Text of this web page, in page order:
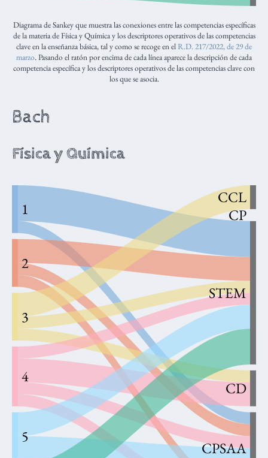
Diagrama de Sankey que muestra las conexiones entre las competencias específicas
de la materia de Física y Química y los descriptores operativos de las competencias
clave en la enseñanza básica, tal y como se recoge en elR.D. 217/2022, de 29 de
marzo. Pasando el ratón por encima de cada línea aparece la descripción de cada
competencia específica y los descriptores operativos de las competencias clave con
los que se asocia.
Bach
Física y Química
1
CCL
CP
STEM
CD
CPSAA
2
3
4
5